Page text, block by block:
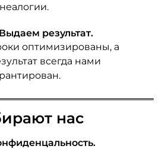
результат.
оптимизированы, а
всегда нами
нас